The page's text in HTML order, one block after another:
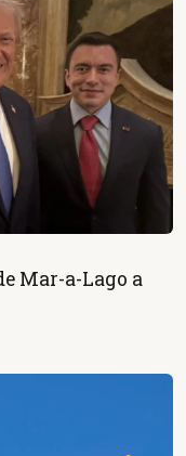
Mar-a-Lago a